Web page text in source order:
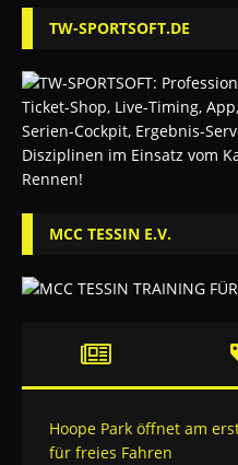
TW-SPORTSOFT.DE
MCC TESSIN E.V.
Hoope Park öffnet am
für freies Fahren